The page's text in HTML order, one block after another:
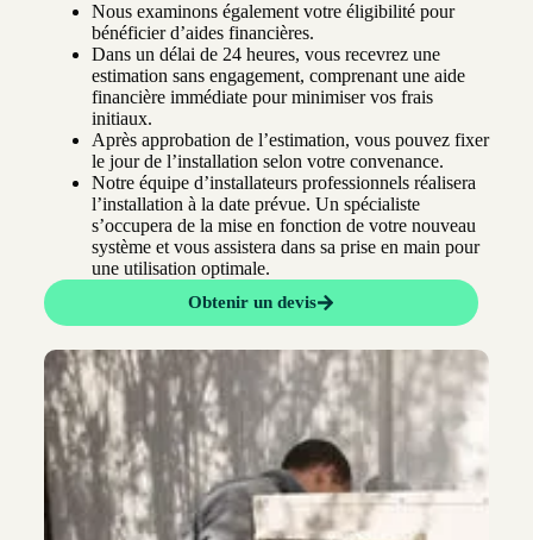
Nous examinons également votre éligibilité pour
bénéficier d’aides financières.
Dans un délai de 24 heures, vous recevrez une
estimation sans engagement, comprenant une aide
financière immédiate pour minimiser vos frais
initiaux.
Après approbation de l’estimation, vous pouvez fixer
le jour de l’installation selon votre convenance.
Notre équipe d’installateurs professionnels réalisera
l’installation à la date prévue. Un spécialiste
s’occupera de la mise en fonction de votre nouveau
système et vous assistera dans sa prise en main pour
une utilisation optimale.
Obtenir un devis